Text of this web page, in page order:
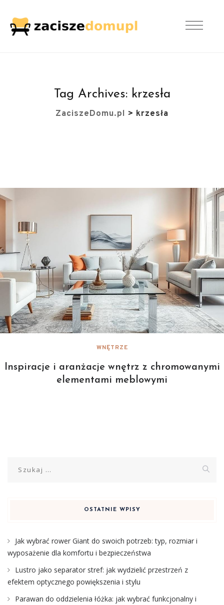
Tag Archives: krzesła
ZaciszeDomu.pl > krzesła
WNĘTRZE
Inspiracje i aranżacje wnętrz z chromowanymi
elementami meblowymi
OSTATNIE WPISY
Jak wybrać rower Giant do swoich potrzeb: typ, rozmiar i
wyposażenie dla komfortu i bezpieczeństwa
Lustro jako separator stref: jak wydzielić przestrzeń z
efektem optycznego powiększenia i stylu
Parawan do oddzielenia łóżka: jak wybrać funkcjonalny i